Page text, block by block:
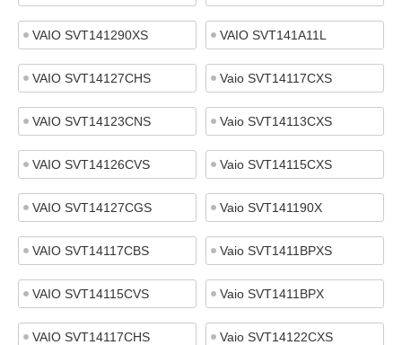
VAIO SVT141290XS VAIO SVT141A11L
VAIO SVT14127CHS Vaio SVT14117CXS
VAIO SVT14123CNS Vaio SVT14113CXS
VAIO SVT14126CVS Vaio SVT14115CXS
VAIO SVT14127CGS Vaio SVT141190X
VAIO SVT14117CBS Vaio SVT1411BPXS
VAIO SVT14115CVS Vaio SVT1411BPX
VAIO SVT14117CHS Vaio SVT14122CXS